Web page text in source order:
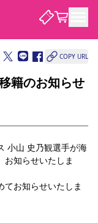
COPY URL
籍のお知らせ
小山 史乃観選手が海
お知らせいたしま
てお知らせいたしま